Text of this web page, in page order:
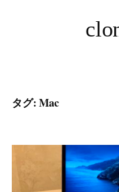
ス
タグ:Mac